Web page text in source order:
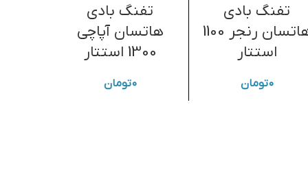
تفنگ بادی
هاتسان رنجر 1100
استتار
۰تومان
تفنگ بادی
هاتسان آپاچی
1300 استتار
۰تومان